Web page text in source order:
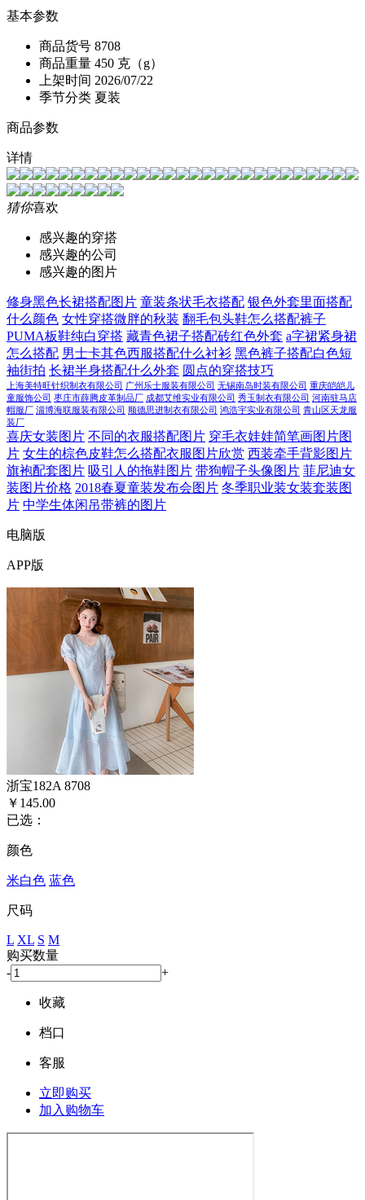
基本参数
商品货号 8708
商品重量 450 克（g）
上架时间 2026/07/22
季节分类 夏装
商品参数
详情
猜你喜欢
感兴趣的穿搭
感兴趣的公司
感兴趣的图片
修身黑色长裙搭配图片 童装条状毛衣搭配 银色外套里面搭配
什么颜色 女性穿搭微胖的秋装 翻毛包头鞋怎么搭配裤子
PUMA板鞋纯白穿搭 藏青色裙子搭配砖红色外套 a字裙紧身裙
怎么搭配 男士卡其色西服搭配什么衬衫 黑色裤子搭配白色短
袖街拍 长裙半身搭配什么外套 圆点的穿搭技巧
上海美特旺针织制衣有限公司 广州乐士服装有限公司 无锡南岛时装有限公司 重庆皑皑儿
童服饰公司 枣庄市薛腾皮革制品厂 成都艾维实业有限公司 秀玉制衣有限公司 河南驻马店
帽服厂 淄博海联服装有限公司 顺德思进制衣有限公司 鸿浩宇实业有限公司 青山区天龙服
装厂
喜庆女装图片 不同的衣服搭配图片 穿毛衣娃娃简笔画图片图
片 女生的棕色皮鞋怎么搭配衣服图片欣赏 西装牵手背影图片
旗袍配套图片 吸引人的拖鞋图片 带狗帽子头像图片 菲尼迪女
装图片价格 2018春夏童装发布会图片 冬季职业装女装套装图
片 中学生体闲吊带裤的图片
电脑版
APP版
浙宝182A 8708
￥145.00
已选：
颜色
米白色 蓝色
尺码
L XL S M
购买数量
-
+
收藏
档口
客服
立即购买
加入购物车